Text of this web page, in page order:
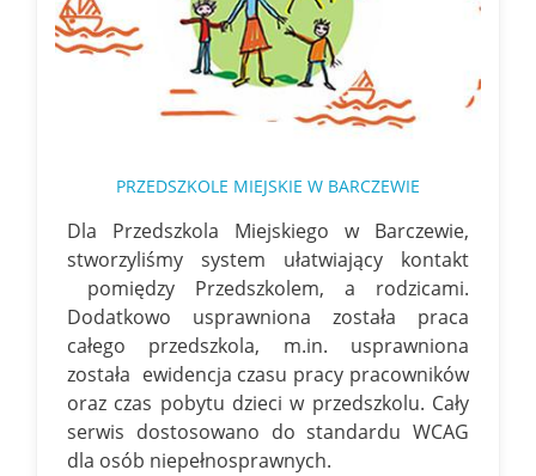
PRZEDSZKOLE MIEJSKIE W BARCZEWIE
Dla Przedszkola Miejskiego w Barczewie,
stworzyliśmy system ułatwiający kontakt
pomiędzy Przedszkolem, a rodzicami.
Dodatkowo usprawniona została praca
całego przedszkola, m.in. usprawniona
została ewidencja czasu pracy pracowników
oraz czas pobytu dzieci w przedszkolu. Cały
serwis dostosowano do standardu WCAG
dla osób niepełnosprawnych.